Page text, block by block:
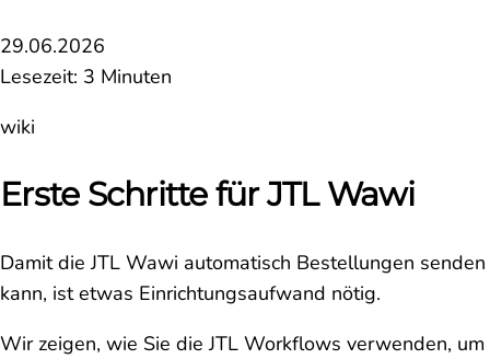
29.06.2026
Lesezeit: 3 Minuten
wiki
Erste Schritte für JTL Wawi
Damit die JTL Wawi automatisch Bestellungen senden
kann, ist etwas Einrichtungsaufwand nötig.
Wir zeigen, wie Sie die JTL Workflows verwenden, um